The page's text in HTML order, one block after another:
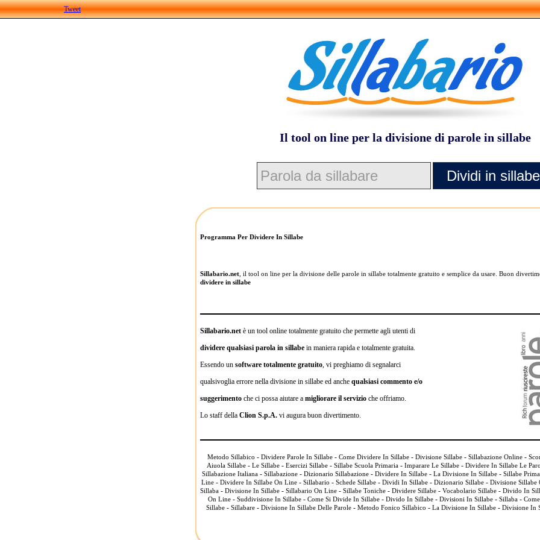
Tweet
Il tool on line per la divisione di parole in sillabe
Programma Per Dividere In Sillabe
Sillabario.net, il tool on line per la divisione delle parole in sillabe totalmente gratuito e semplice da usare. Buon
dividere in sillabe
Sillabario.netè un tool online totalmente gratuito che permette agli utenti di
dividere qualsiasi parola in sillabein maniera rapida e totalmente gratuita.
Essendo un software totalmente gratuito, vi preghiamo di segnalarci
qualsivoglia errore nella divisione in sillabe ed anche qualsiasi commento e/o
suggerimentoche ci possa aiutare a migliorare il servizioche offriamo.
Lo staff della Clion S.p.A.vi augura buon divertimento.
Metodo Sillabico - Dividere Parole In Sillabe- Come Dividere In Sillabe- Divisione Sillabe- Sillabazione Online-
Aiuola Sillabe - Le Sillabe - Esercizi Sillabe - Sillabe Scuola Primaria - Imparare Le Sillabe - Dividere In Sillabe Le
Sillabazione Italiana - Sillabazione - Dizionario Sillabazione - Dividere In Sillabe - La Divisione In Sillabe - Sillabe
Line- Dividere In Sillabe On Line- Sillabario - Schede Sillabe- Dividi In Sillabe- Dizionario Sillabe- Divisione Sillabe
Sillaba- Divisione In Sillabe- Sillabario On Line- Sillabe Toniche- Dividere Sillabe- Vocabolario Sillabe- Divido In
On Line - Suddivisione In Sillabe - Come Si Divide In Sillabe - Divido In Sillabe - Divisioni In Sillabe - Sillaba -
Sillabe- Sillabare- Divisione In Sillabe Delle Parole- Metodo Fonico Sillabico - La Divisione In Sillabe- Divisione In